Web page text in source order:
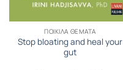
ΠΟΙΚΊΛΑ ΘΈΜΑΤΑ
Stop bloating and heal your
gut